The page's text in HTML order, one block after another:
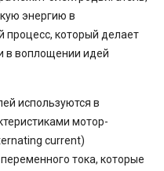
энергию в
процесс, который делает
в воплощении идей
используются в
мотор-
current)
тока, которые